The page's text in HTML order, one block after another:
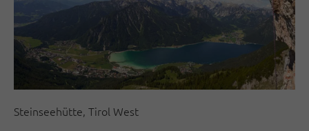
Steinseehütte, Tirol West